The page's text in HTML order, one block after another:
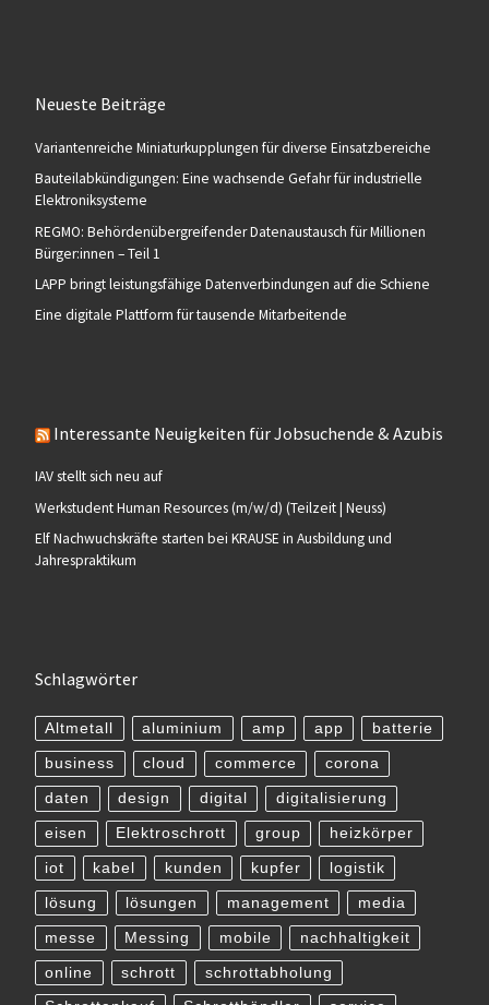
Neueste Beiträge
Variantenreiche Miniaturkupplungen für diverse Einsatzbereiche
Bauteilabkündigungen: Eine wachsende Gefahr für industrielle
Elektroniksysteme
REGMO: Behördenübergreifender Datenaustausch für Millionen
Bürger:innen – Teil 1
LAPP bringt leistungsfähige Datenverbindungen auf die Schiene
Eine digitale Plattform für tausende Mitarbeitende
Interessante Neuigkeiten für Jobsuchende & Azubis
IAV stellt sich neu auf
Werkstudent Human Resources (m/w/d) (Teilzeit | Neuss)
Elf Nachwuchskräfte starten bei KRAUSE in Ausbildung und
Jahrespraktikum
Schlagwörter
Altmetall aluminium amp app batterie
business cloud commerce corona
daten design digital digitalisierung
eisen Elektroschrott group heizkörper
iot kabel kunden kupfer logistik
lösung lösungen management media
messe Messing mobile nachhaltigkeit
online schrott schrottabholung